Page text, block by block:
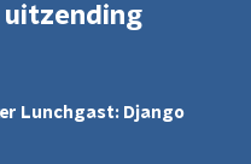
uitzending
Lunchgast: Django